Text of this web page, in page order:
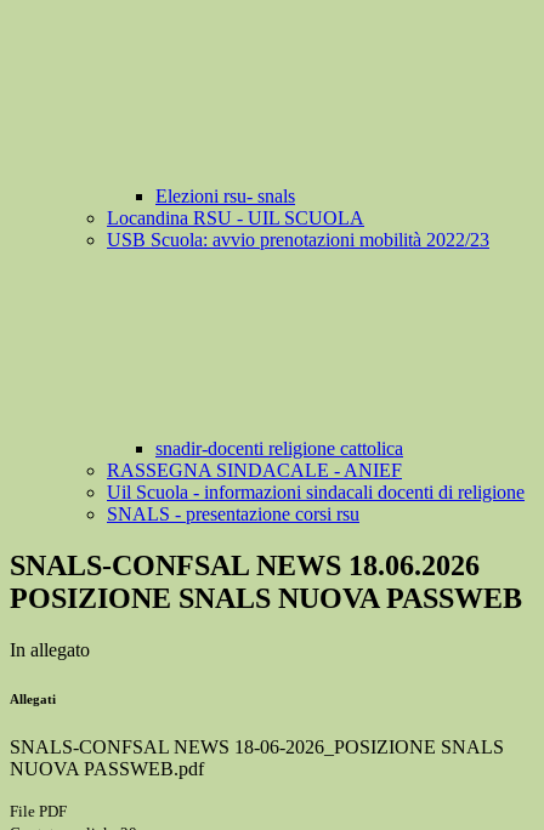
Elezioni rsu- snals
Locandina RSU - UIL SCUOLA
USB Scuola: avvio prenotazioni mobilità 2022/23
snadir-docenti religione cattolica
RASSEGNA SINDACALE - ANIEF
Uil Scuola - informazioni sindacali docenti di religione
SNALS - presentazione corsi rsu
SNALS-CONFSAL NEWS 18.06.2026
POSIZIONE SNALS NUOVA PASSWEB
In allegato
Allegati
SNALS-CONFSAL NEWS 18-06-2026_POSIZIONE SNALS
NUOVA PASSWEB.pdf
File PDF